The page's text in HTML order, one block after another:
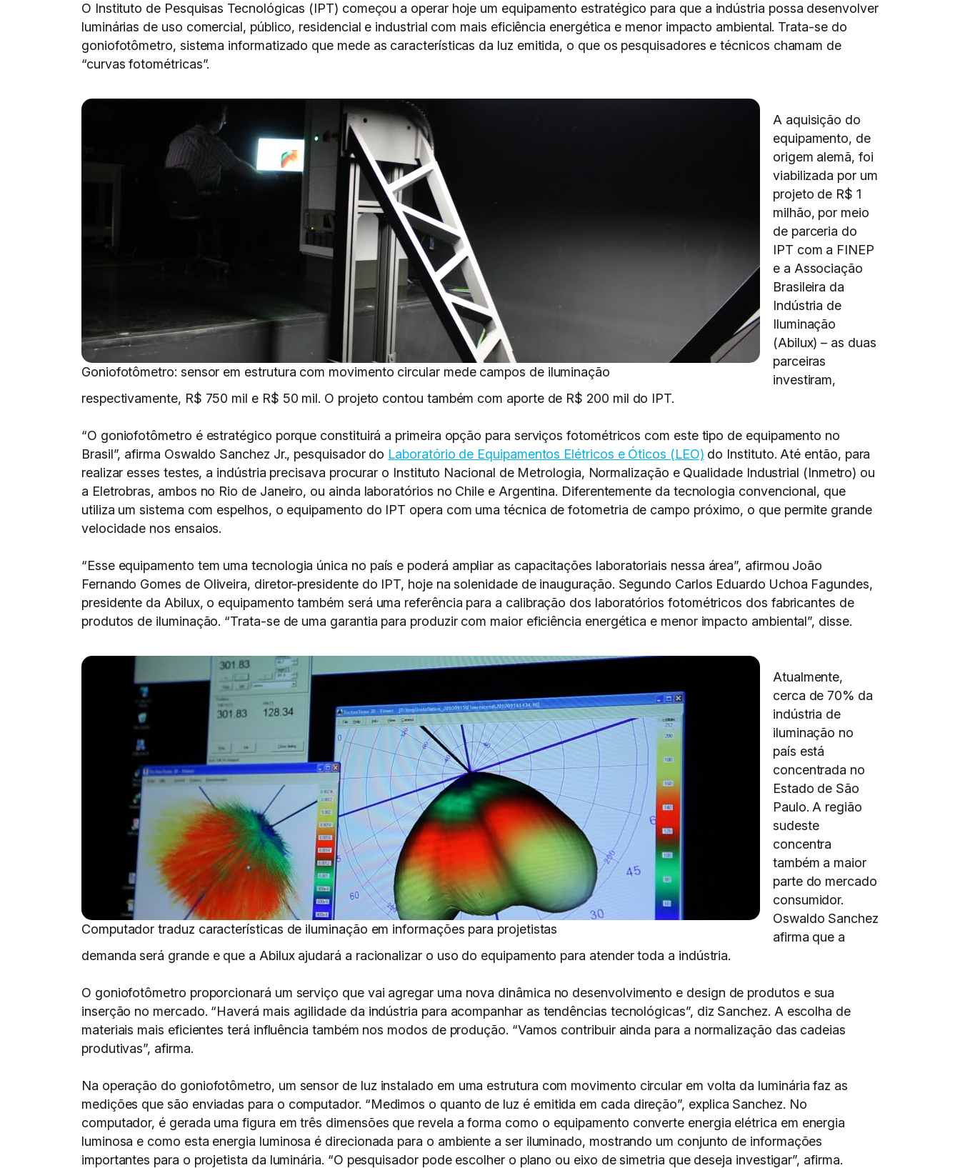
O Instituto de Pesquisas Tecnológicas (IPT) começou a operar hoje um equipamento estratégico para que a indústria possa desenvolver
luminárias de uso comercial, público, residencial e industrial com mais eficiência energética e menor impacto ambiental. Trata-se do
goniofotômetro, sistema informatizado que mede as características da luz emitida, o que os pesquisadores e técnicos chamam de
“curvas fotométricas”.
Goniofotômetro: sensor em estrutura com movimento circular mede campos de iluminação
A aquisição do
equipamento, de
origem alemã, foi
viabilizada por um
projeto de R$ 1
milhão, por meio
de parceria do
IPT com a FINEP
e a Associação
Brasileira da
Indústria de
Iluminação
(Abilux) – as duas
parceiras
investiram,
respectivamente, R$ 750 mil e R$ 50 mil. O projeto contou também com aporte de R$ 200 mil do IPT.
“O goniofotômetro é estratégico porque constituirá a primeira opção para serviços fotométricos com este tipo de equipamento no
Brasil”, afirma Oswaldo Sanchez Jr., pesquisador do Laboratório de Equipamentos Elétricos e Óticos (LEO) do Instituto. Até então, para
realizar esses testes, a indústria precisava procurar o Instituto Nacional de Metrologia, Normalização e Qualidade Industrial (Inmetro) ou
a Eletrobras, ambos no Rio de Janeiro, ou ainda laboratórios no Chile e Argentina. Diferentemente da tecnologia convencional, que
utiliza um sistema com espelhos, o equipamento do IPT opera com uma técnica de fotometria de campo próximo, o que permite grande
velocidade nos ensaios.
“Esse equipamento tem uma tecnologia única no país e poderá ampliar as capacitações laboratoriais nessa área”, afirmou João
Fernando Gomes de Oliveira, diretor-presidente do IPT, hoje na solenidade de inauguração. Segundo Carlos Eduardo Uchoa Fagundes,
presidente da Abilux, o equipamento também será uma referência para a calibração dos laboratórios fotométricos dos fabricantes de
produtos de iluminação. “Trata-se de uma garantia para produzir com maior eficiência energética e menor impacto ambiental”, disse.
Computador traduz características de iluminação em informações para projetistas
Atualmente,
cerca de 70% da
indústria de
iluminação no
país está
concentrada no
Estado de São
Paulo. A região
sudeste
concentra
também a maior
parte do mercado
consumidor.
Oswaldo Sanchez
afirma que a
demanda será grande e que a Abilux ajudará a racionalizar o uso do equipamento para atender toda a indústria.
O goniofotômetro proporcionará um serviço que vai agregar uma nova dinâmica no desenvolvimento e design de produtos e sua
inserção no mercado. “Haverá mais agilidade da indústria para acompanhar as tendências tecnológicas”, diz Sanchez. A escolha de
materiais mais eficientes terá influência também nos modos de produção. “Vamos contribuir ainda para a normalização das cadeias
produtivas”, afirma.
Na operação do goniofotômetro, um sensor de luz instalado em uma estrutura com movimento circular em volta da luminária faz as
medições que são enviadas para o computador. “Medimos o quanto de luz é emitida em cada direção”, explica Sanchez. No
computador, é gerada uma figura em três dimensões que revela a forma como o equipamento converte energia elétrica em energia
luminosa e como esta energia luminosa é direcionada para o ambiente a ser iluminado, mostrando um conjunto de informações
importantes para o projetista da luminária. “O pesquisador pode escolher o plano ou eixo de simetria que deseja investigar”, afirma.